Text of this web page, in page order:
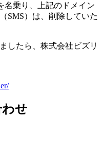
名乗り、上記のドメイン
SMS）は、削除していた
したら、株式会社ビズリ
せ